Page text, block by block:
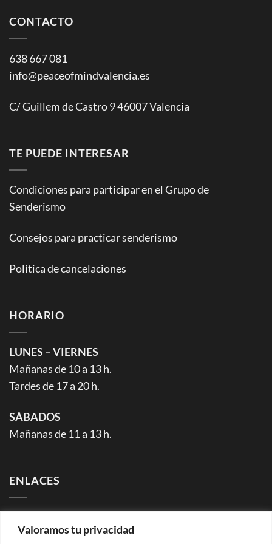
Valoramos tu privacidad
CONTACTO
638 667 081
info@peaceofmindvalencia.es
C/ Guillem de Castro 9 46007 Valencia
TE PUEDE INTERESAR
Condiciones para participar en el Grupo de
Senderismo
Consejos para practicar senderismo
Política de cancelaciones
HORARIO
LUNES – VIERNES
Mañanas de 10 a 13 h.
Tardes de 17 a 20 h.
SÁBADOS
Mañanas de 11 a 13 h.
ENLACES
Facebook (grupo)